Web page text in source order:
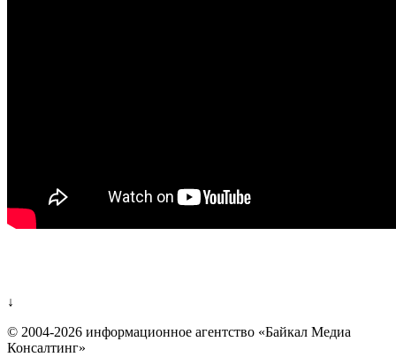
↓
© 2004-2026 информационное агентство «Байкал Медиа
Консалтинг»